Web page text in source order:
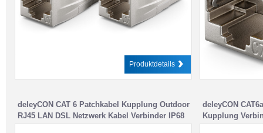
Produktdetails
deleyCON CAT 6 Patchkabel Kupplung Outdoor
RJ45 LAN DSL Netzwerk Kabel Verbinder IP68
Wassergeschützt Staubgeschützt Ethernet
deleyCON
Kupplung
Buchse